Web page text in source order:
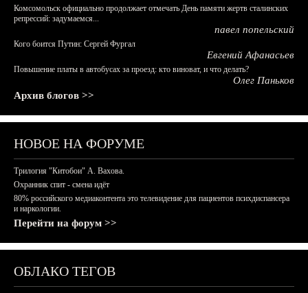
Комсомольск официально продолжает отмечать День памяти жертв сталинских
репрессий: задумаемся...
павел попельский
Кого боится Путин: Сергей Фургал
Евгений Афанасьев
Повышение платы в автобусах за проезд: кто виноват, и что делать?
Олег Паньков
Архив блогов >>
НОВОЕ НА ФОРУМЕ
Трилогия "Китобои" А. Вахова.
Охранник спит - смена идёт
80% российского медиаконтента это телевидение для пациентов психдиспансера
и наркологии.
Перейти на форум >>
ОБЛАКО ТЕГОВ